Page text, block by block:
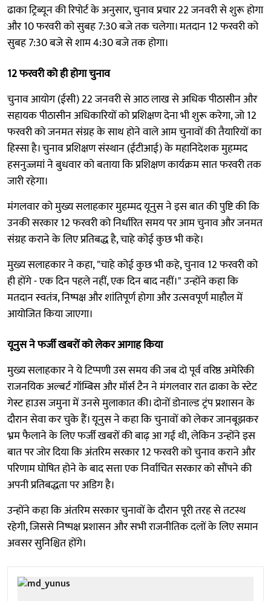
ढाका ट्रिब्यून की रिपोर्ट के अनुसार, चुनाव प्रचार 22 जनवरी से शुरू होगा
और 10 फरवरी को सुबह 7:30 बजे तक चलेगा। मतदान 12 फरवरी को
सुबह 7:30 बजे से शाम 4:30 बजे तक होगा।
12 फरवरी को ही होगा चुनाव
चुनाव आयोग (ईसी) 22 जनवरी से आठ लाख से अधिक पीठासीन और
सहायक पीठासीन अधिकारियों को प्रशिक्षण देना भी शुरू करेगा, जो 12
फरवरी को जनमत संग्रह के साथ होने वाले आम चुनावों की तैयारियों का
हिस्सा है। चुनाव प्रशिक्षण संस्थान (ईटीआई) के महानिदेशक मुहम्मद
हसनुज्जमां ने बुधवार को बताया कि प्रशिक्षण कार्यक्रम सात फरवरी तक
जारी रहेगा।
मंगलवार को मुख्य सलाहकार मुहम्मद यूनुस ने इस बात की पुष्टि की कि
उनकी सरकार 12 फरवरी को निर्धारित समय पर आम चुनाव और जनमत
संग्रह कराने के लिए प्रतिबद्ध है, चाहे कोई कुछ भी कहे।
मुख्य सलाहकार ने कहा, "चाहे कोई कुछ भी कहे, चुनाव 12 फरवरी को
ही होंगे - एक दिन पहले नहीं, एक दिन बाद नहीं।" उन्होंने कहा कि
मतदान स्वतंत्र, निष्पक्ष और शांतिपूर्ण होगा और उत्सवपूर्ण माहौल में
आयोजित किया जाएगा।
यूनुस ने फर्जी खबरों को लेकर आगाह किया
मुख्य सलाहकार ने ये टिप्पणी उस समय की जब दो पूर्व वरिष्ठ अमेरिकी
राजनयिक अल्बर्ट गॉम्बिस और मॉर्स टैन ने मंगलवार रात ढाका के स्टेट
गेस्ट हाउस जमुना में उनसे मुलाकात की। दोनों डोनाल्ड ट्रंप प्रशासन के
दौरान सेवा कर चुके हैं। यूनुस ने कहा कि चुनावों को लेकर जानबूझकर
भ्रम फैलाने के लिए फर्जी खबरों की बाढ़ आ गई थी, लेकिन उन्होंने इस
बात पर जोर दिया कि अंतरिम सरकार 12 फरवरी को चुनाव कराने और
परिणाम घोषित होने के बाद सत्ता एक निर्वाचित सरकार को सौंपने की
अपनी प्रतिबद्धता पर अडिग है।
उन्होंने कहा कि अंतरिम सरकार चुनावों के दौरान पूरी तरह से तटस्थ
रहेगी, जिससे निष्पक्ष प्रशासन और सभी राजनीतिक दलों के लिए समान
अवसर सुनिश्चित होंगे।